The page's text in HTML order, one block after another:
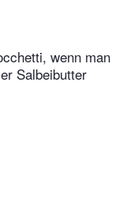
wenn man
Salbeibutter